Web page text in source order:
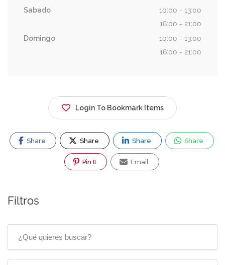
Sabado
10:00 - 13:00
16:00 - 21:00
Domingo
10:00 - 13:00
16:00 - 21:00
Login To Bookmark Items
Share Share Share Share
Pin It Email
Filtros